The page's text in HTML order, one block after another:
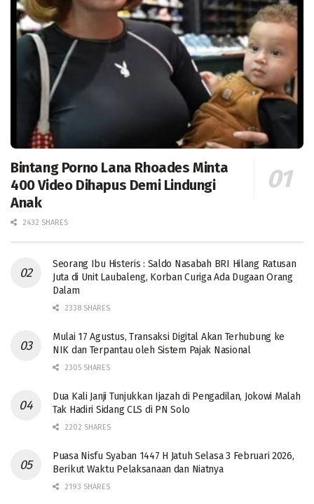
Bintang Porno Lana Rhoades Minta
400 Video Dihapus Demi Lindungi
Anak
2432 SHARES
Seorang Ibu Histeris : Saldo Nasabah BRI Hilang Ratusan
Juta di Unit Laubaleng, Korban Curiga Ada Dugaan Orang
Dalam
2338 SHARES
Mulai 17 Agustus, Transaksi Digital Akan Terhubung ke
NIK dan Terpantau oleh Sistem Pajak Nasional
2305 SHARES
Dua Kali Janji Tunjukkan Ijazah di Pengadilan, Jokowi Malah
Tak Hadiri Sidang CLS di PN Solo
2202 SHARES
Puasa Nisfu Syaban 1447 H Jatuh Selasa 3 Februari 2026,
Berikut Waktu Pelaksanaan dan Niatnya
2193 SHARES